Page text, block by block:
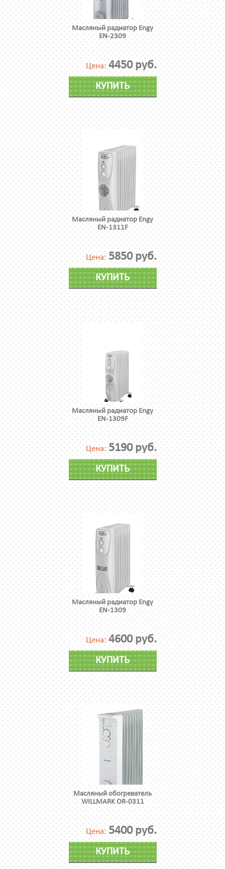
Масляный радиатор Engy
EN-2309
Цена: 4450 руб.
КУПИТЬ
Масляный радиатор Engy
EN-1311F
Цена: 5850 руб.
КУПИТЬ
Масляный радиатор Engy
EN-1309F
Цена: 5190 руб.
КУПИТЬ
Масляный радиатор Engy
EN-1309
Цена: 4600 руб.
КУПИТЬ
Масляный обогреватель
WILLMARK OR-0311
Цена: 5400 руб.
КУПИТЬ